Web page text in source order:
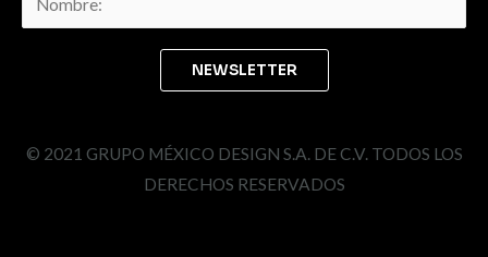
© 2021 GRUPO MÉXICO DESIGN S.A. DE C.V. TODOS LOS
DERECHOS RESERVADOS